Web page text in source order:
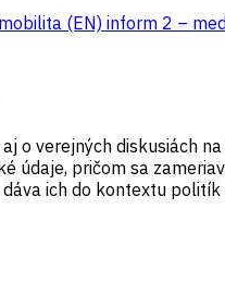
(EN) inform 2 –
o verejných diskusiách
údaje, pričom sa
ich do kontextu